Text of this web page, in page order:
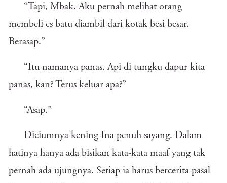
“Tapi, Mbak. Aku pernah melihat orang
membeli es batu diambil dari kotak besi besar.
Berasap.”
“Itu namanya panas. Api di tungku dapur kita
panas, kan? Terus keluar apa?”
“Asap.”
Diciumnya kening Ina penuh sayang. Dalam
hatinya hanya ada bisikan kata-kata maaf yang tak
pernah ada ujungnya. Setiap ia harus bercerita pasal